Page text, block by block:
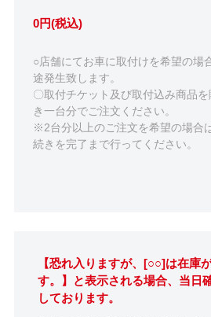
0円(税込)
○店舗にてお車に取付けを希望の場
途発生致します。
〇取付チケット及び取付込み商品
き一台分でご注文ください。
※2台分以上のご注文を希望の場合
続きを完了まで行ってください。
【恐れ入りますが、[○○]は在庫
す。】と表示される場合、当日
しております。